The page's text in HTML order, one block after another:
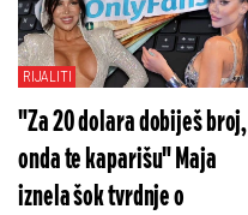
RIJALITI
"Za 20 dolara dobiješ broj,
onda te kaparišu" Maja
iznela šok tvrdnje o